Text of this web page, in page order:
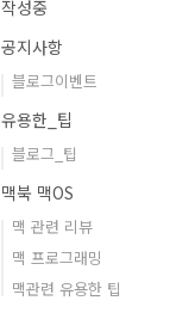
작성중
공지사항
블로그이벤트
유용한_팁
블로그_팁
맥북 맥OS
맥 관련 리뷰
맥 프로그래밍
맥관련 유용한 팁